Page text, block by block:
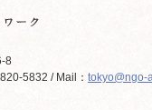
8
5832 / Mail： tokyo@ngo-